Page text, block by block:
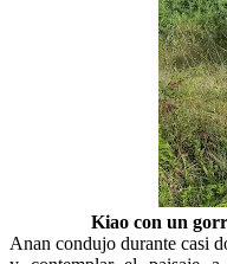
Kiao con un
Anan condujo durante casi